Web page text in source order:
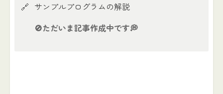
🔗 サンプルプログラムの解説
🚫ただいま記事作成中です💭